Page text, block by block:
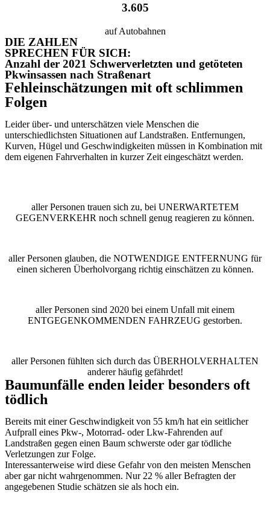
3.605
auf Autobahnen
DIE ZAHLEN
SPRECHEN FÜR SICH:
Anzahl der 2021 Schwerverletzten und getöteten
Pkwinsassen nach Straßenart
Fehleinschätzungen mit oft schlimmen
Folgen
Leider über- und unterschätzen viele Menschen die
unterschiedlichsten Situationen auf Landstraßen. Entfernungen,
Kurven, Hügel und Geschwindigkeiten müssen in Kombination mit
dem eigenen Fahrverhalten in kurzer Zeit eingeschätzt werden.
aller Personen trauen sich zu, bei UNERWARTETEM
GEGENVERKEHR noch schnell genug reagieren zu können.
aller Personen glauben, die NOTWENDIGE ENTFERNUNG für
einen sicheren Überholvorgang richtig einschätzen zu können.
aller Personen sind 2020 bei einem Unfall mit einem
ENTGEGENKOMMENDEN FAHRZEUG gestorben.
aller Personen fühlten sich durch das ÜBERHOLVERHALTEN
anderer häufig gefährdet!
Baumunfälle enden leider besonders oft
tödlich
Bereits mit einer Geschwindigkeit von 55 km/h hat ein seitlicher
Aufprall eines Pkw-, Motorrad- oder Lkw-Fahrenden auf
Landstraßen gegen einen Baum schwerste oder gar tödliche
Verletzungen zur Folge.
Interessanterweise wird diese Gefahr von den meisten Menschen
aber gar nicht wahrgenommen. Nur 22 % aller Befragten der
angegebenen Studie schätzen sie als hoch ein.